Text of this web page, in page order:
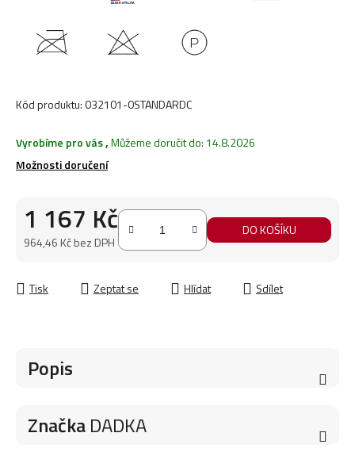
Kód produktu:032101-0STANDARDC
Vyrobíme pro vás,Můžeme doručit do: 14.8.2026
Možnosti doručení
1 167 Kč
964,46 Kč bez DPH
DO KOŠÍKU
Tisk Zeptat se Hlídat Sdílet
Popis
ZnačkaDADKA